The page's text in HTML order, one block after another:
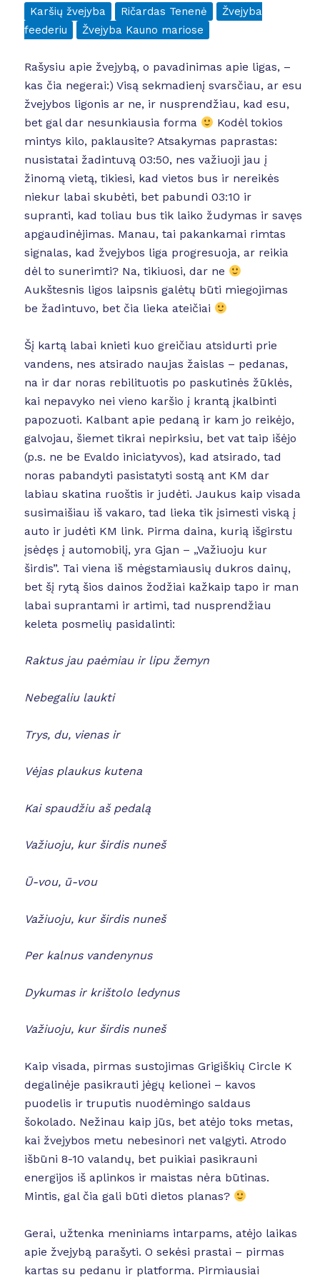
Karšių žvejyba Ričardas Tenenė
Žvejyba
feederiu
Žvejyba Kauno mariose
Rašysiu apie žvejybą, o pavadinimas apie ligas, –
kas čia negerai:) Visą sekmadienį svarsčiau, ar esu
žvejybos ligonis ar ne, ir nusprendžiau, kad esu,
bet gal dar nesunkiausia forma
Kodėl tokios
mintys kilo, paklausite? Atsakymas paprastas:
nusistatai žadintuvą 03:50, nes važiuoji jau į
žinomą vietą, tikiesi, kad vietos bus ir nereikės
niekur labai skubėti, bet pabundi 03:10 ir
supranti, kad toliau bus tik laiko žudymas ir savęs
apgaudinėjimas. Manau, tai pakankamai rimtas
signalas, kad žvejybos liga progresuoja, ar reikia
dėl to sunerimti? Na, tikiuosi, dar ne
Aukštesnis ligos laipsnis galėtų būti miegojimas
be žadintuvo, bet čia lieka ateičiai
Šį kartą labai knieti kuo greičiau atsidurti prie
vandens, nes atsirado naujas žaislas – pedanas,
na ir dar noras rebilituotis po paskutinės žūklės,
kai nepavyko nei vieno karšio į krantą įkalbinti
papozuoti. Kalbant apie pedaną ir kam jo reikėjo,
galvojau, šiemet tikrai nepirksiu, bet vat taip išėjo
(p.s. ne be Evaldo iniciatyvos), kad atsirado, tad
noras pabandyti pasistatyti sostą ant KM dar
labiau skatina ruoštis ir judėti. Jaukus kaip visada
susimaišiau iš vakaro, tad lieka tik įsimesti viską į
auto ir judėti KM link. Pirma daina, kurią išgirstu
įsėdęs į automobilį, yra Gjan – „Važiuoju kur
širdis”. Tai viena iš mėgstamiausių dukros dainų,
bet šį rytą šios dainos žodžiai kažkaip tapo ir man
labai suprantami ir artimi, tad nusprendžiau
keleta posmelių pasidalinti:
Raktus jau paėmiau ir lipu žemyn
Nebegaliu laukti
Trys, du, vienas ir
Vėjas plaukus kutena
Kai spaudžiu aš pedalą
Važiuoju, kur širdis nuneš
Ū-vou, ū-vou
Važiuoju, kur širdis nuneš
Per kalnus vandenynus
Dykumas ir krištolo ledynus
Važiuoju, kur širdis nuneš
Kaip visada, pirmas sustojimas Grigiškių Circle K
degalinėje pasikrauti jėgų kelionei – kavos
puodelis ir truputis nuodėmingo saldaus
šokolado. Nežinau kaip jūs, bet atėjo toks metas,
kai žvejybos metu nebesinori net valgyti. Atrodo
išbūni 8-10 valandų, bet puikiai pasikrauni
energijos iš aplinkos ir maistas nėra būtinas.
Mintis, gal čia gali būti dietos planas?
Gerai, užtenka meniniams intarpams, atėjo laikas
apie žvejybą parašyti. O sekėsi prastai – pirmas
kartas su pedanu ir platforma. Pirmiausiai